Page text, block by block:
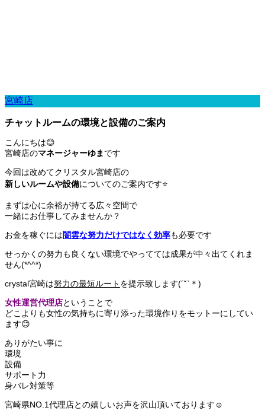
宮崎店
チャットルームの環境と設備のご案内
こんにちは😊
宮崎店のマネージャーゆま です
今回は改めてクリスタル宮崎店の
新しいルームや設備についてのご案内です⭐️
まずは心に余裕が持てる広々空間で
一緒にお仕事してみませんか？
お金を稼ぐには闇雲な努力だけではなく効率も必要です
せっかくの努力も良くない環境でやってては成果が中々出てくれま
せん(*^^*)
crystal宮崎は努力の最短ルート を提示致します(´˘`＊)
女性運営代理店ということで
どこよりも女性の気持ちに寄り添った環境作りをモットーにしてい
ます😊
ありがたい事に
環境
設備
サポート力
身バレ対策等
宮崎県NO.1代理店との嬉しいお声を沢山頂いております☺️